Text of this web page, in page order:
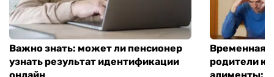
Важно знать: может ли пенсионер
узнать результат идентификации
Временная
родители